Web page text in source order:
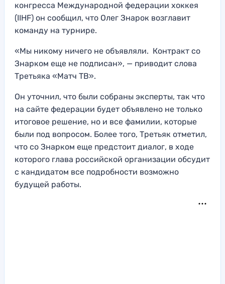
конгресса Международной федерации хоккея
(IIHF) он сообщил, что Олег Знарок возглавит
команду на турнире.
«Мы никому ничего не объявляли. Контракт со
Знарком еще не подписан», — приводит слова
Третьяка «Матч ТВ».
Он уточнил, что были собраны эксперты, так что
на сайте федерации будет объявлено не только
итоговое решение, но и все фамилии, которые
были под вопросом. Более того, Третьяк отметил,
что со Знарком еще предстоит диалог, в ходе
которого глава российской организации обсудит
с кандидатом все подробности возможно
будущей работы.